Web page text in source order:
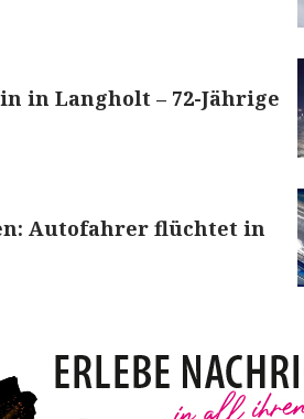
in Langholt – 72-Jährige
Autofahrer flüchtet in